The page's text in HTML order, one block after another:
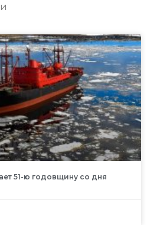
51-ю годовщину со дня